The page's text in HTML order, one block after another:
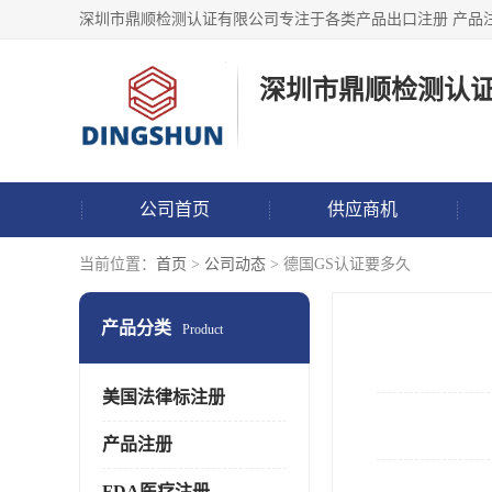
深圳市鼎顺检测认
公司首页 供应商机
当前位置： 首页 > 公司动态 > 德国GS认证要多久
产品分类 Product
美国法律标注册
产品注册